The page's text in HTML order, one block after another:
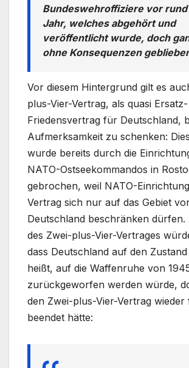
Bundeswehroffiziere vor rund
Jahr, welches abgehört und
veröffentlicht wurde, doch
ohne Konsequenzen
Vor diesem Hintergrund gilt es
plus-Vier-Vertrag, als quasi Ersatz-
Friedensvertrag für Deutschland,
Aufmerksamkeit zu schenken:
wurde bereits durch die
NATO-Ostseekommandos in
gebrochen, weil NATO-
Vertrag sich nur auf das Gebiet
Deutschland beschränken dürfen.
des Zwei-plus-Vier-Vertrages
dass Deutschland auf den
heißt, auf die Waffenruhe von
zurückgeworfen werden würde,
den Zwei-plus-Vier-Vertrag
beendet hätte: